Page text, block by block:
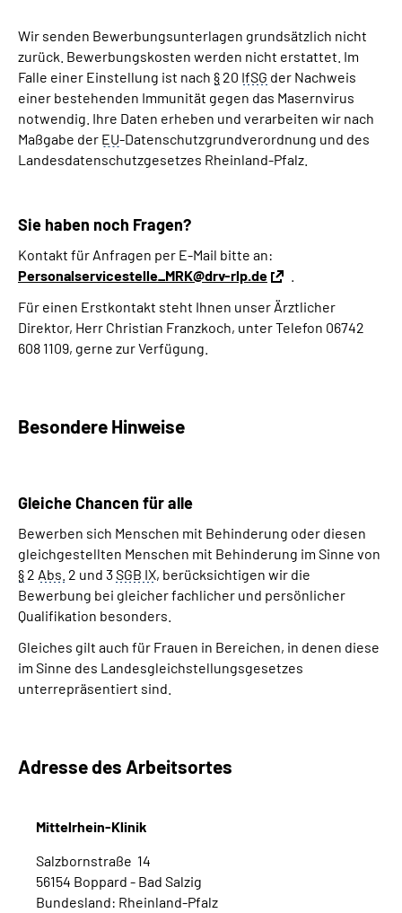
Wir senden Bewerbungsunterlagen grundsätzlich nicht
zurück. Bewerbungskosten werden nicht erstattet. Im
Falle einer Einstellung ist nach § 20 IfSG der Nachweis
einer bestehenden Immunität gegen das Masernvirus
notwendig. Ihre Daten erheben und verarbeiten wir nach
Maßgabe der EU-Datenschutzgrundverordnung und des
Landesdatenschutzgesetzes Rheinland-Pfalz.
Sie haben noch Fragen?
Kontakt für Anfragen per E-Mail bitte an:
Personalservicestelle_MRK@drv-rlp.de
Für einen Erstkontakt steht Ihnen unser Ärztlicher
Direktor, Herr Christian Franzkoch, unter Telefon 06742
608 1109, gerne zur Verfügung.
Besondere Hinweise
GleicheChancen für alle
Bewerben sich Menschen mit Behinderung oder diesen
gleichgestellten Menschen mit Behinderung im Sinne von
§ 2 Abs. 2 und 3SGB IX, berücksichtigen wir die
Bewerbung bei gleicher fachlicher und persönlicher
Qualifikation besonders.
Gleiches gilt auch für Frauen in Bereichen, in denen diese
im Sinne des Landesgleichstellungsgesetzes
unterrepräsentiert sind.
Adresse des Arbeitsortes
Mittelrhein-Klinik
Salzbornstraße 14
56154 Boppard - Bad Salzig
Bundesland: Rheinland-Pfalz